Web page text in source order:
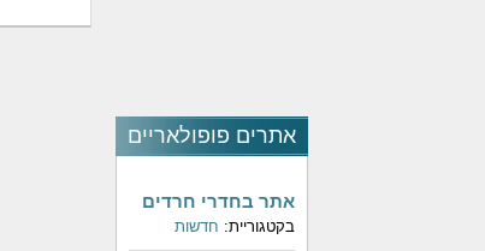
אתרים פופולאריים
אתר בחדרי חרדים
בקטגוריית: חדשות